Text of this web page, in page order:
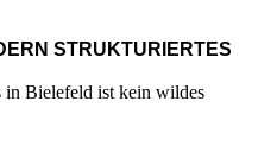
STRUKTURIERTES
in Bielefeld ist kein wildes